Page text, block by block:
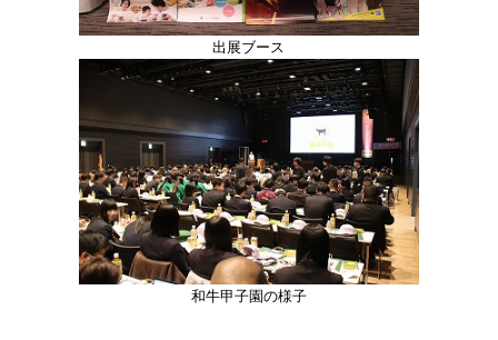
出展ブース
和牛甲子園の様子